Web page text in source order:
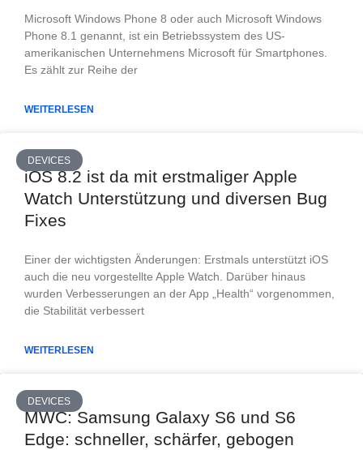
Microsoft Windows Phone 8 oder auch Microsoft Windows
Phone 8.1 genannt, ist ein Betriebssystem des US-
amerikanischen Unternehmens Microsoft für Smartphones.
Es zählt zur Reihe der
WEITERLESEN
DEVICES
iOS 8.2 ist da mit erstmaliger Apple
Watch Unterstützung und diversen Bug
Fixes
Einer der wichtigsten Änderungen: Erstmals unterstützt iOS
auch die neu vorgestellte Apple Watch. Darüber hinaus
wurden Verbesserungen an der App „Health“ vorgenommen,
die Stabilität verbessert
WEITERLESEN
DEVICES
MWC: Samsung Galaxy S6 und S6
Edge: schneller, schärfer, gebogen